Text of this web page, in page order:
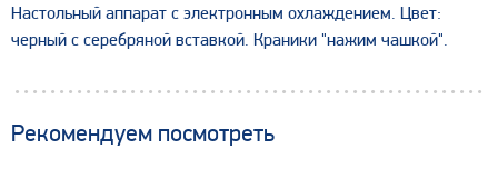
Настольный аппарат с электронным охлаждением. Цвет:
черный с серебряной вставкой. Краники "нажим чашкой".
Рекомендуем посмотреть